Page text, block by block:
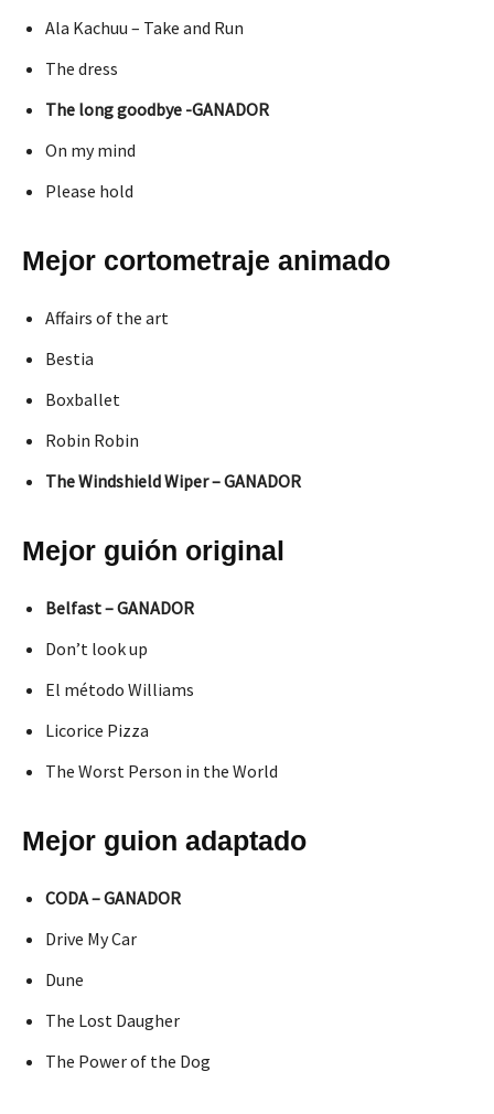
Ala Kachuu – Take and Run
The dress
The long goodbye -GANADOR
On my mind
Please hold
Mejor cortometraje animado
Affairs of the art
Bestia
Boxballet
Robin Robin
The Windshield Wiper – GANADOR
Mejor guión original
Belfast – GANADOR
Don’t look up
El método Williams
Licorice Pizza
The Worst Person in the World
Mejor guion adaptado
CODA – GANADOR
Drive My Car
Dune
The Lost Daugher
The Power of the Dog